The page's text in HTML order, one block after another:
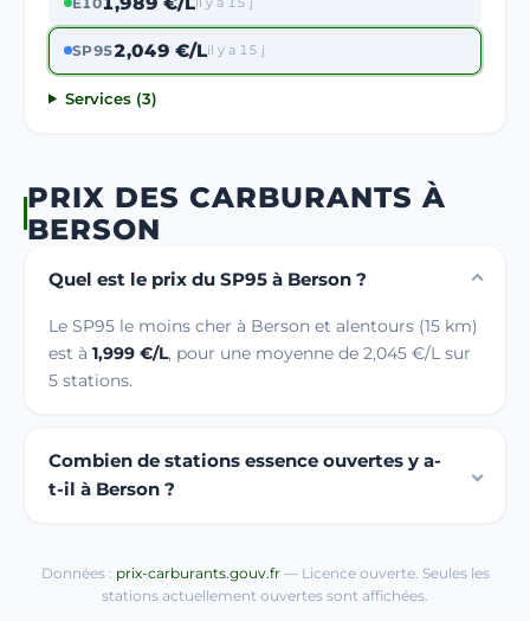
SP952,049 €/Lil y a 15 j
Services (3)
PRIX DES CARBURANTS À
BERSON
Quel est le prix du SP95 à Berson ?
Le SP95 le moins cher à Berson et alentours (15 km)
est à 1,999 €/L, pour une moyenne de 2,045 €/L sur
5 stations.
Combien de stations essence ouvertes y a-
t-il à Berson ?
Données : prix-carburants.gouv.fr— Licence ouverte. Seules les
stations actuellement ouvertes sont affichées.